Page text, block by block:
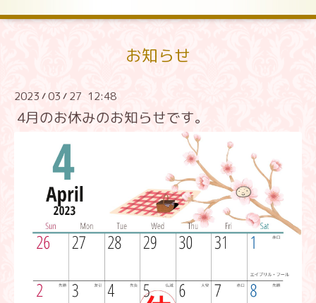
お知らせ
2023 /03 / 27 12:48
4月のお休みのお知らせです。